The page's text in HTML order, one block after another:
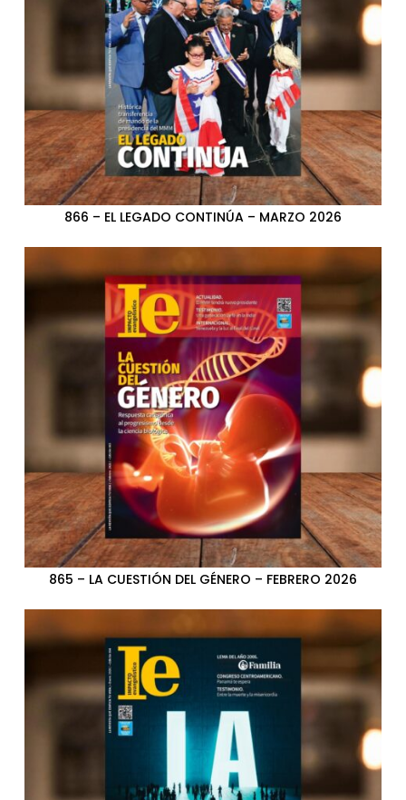
866 – EL LEGADO CONTINÚA – MARZO 2026
865 – LA CUESTIÓN DEL GÉNERO – FEBRERO 2026